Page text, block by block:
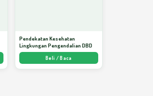
Pendekatan Kesehatan
Lingkungan Pengendalian DBD
Beli / Baca